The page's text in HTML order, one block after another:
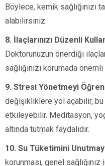
Böylece, kemik
alabilirsiniz.
8. İlaçlarınızı Düzenli
Doktorunuzun önerdiği
sağlığınızı korumada
9. Stresi Yönetmeyi
değişikliklere yol açabilir,
etkileyebilir. Meditasyon,
altında tutmak faydalıdır.
10. Su Tüketimini
korunması, genel